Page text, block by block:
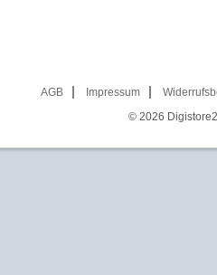
AGB Impressum
© 2026